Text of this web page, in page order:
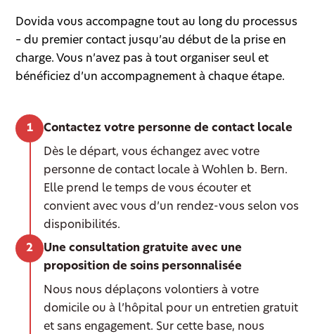
Dovida vous accompagne tout au long du processus
– du premier contact jusqu’au début de la prise en
charge. Vous n’avez pas à tout organiser seul et
bénéficiez d’un accompagnement à chaque étape.
Contactez votre personne de contact locale
Dès le départ, vous échangez avec votre
personne de contact locale à Wohlen b. Bern.
Elle prend le temps de vous écouter et
convient avec vous d’un rendez-vous selon vos
disponibilités.
Une consultation gratuite avec une
proposition de soins personnalisée
Nous nous déplaçons volontiers à votre
domicile ou à l’hôpital pour un entretien gratuit
et sans engagement. Sur cette base, nous